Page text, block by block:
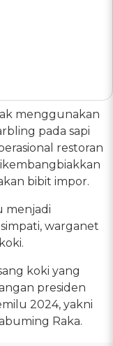
menggunakan
pada sapi
restoran
bibit impor.
menjadi
warganet
koki yang
presiden
2024, yakni
Raka.